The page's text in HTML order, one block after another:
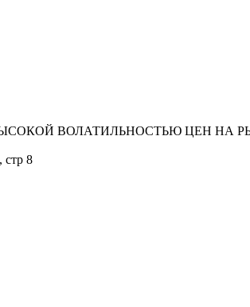
ВОЛАТИЛЬНОСТЬЮ ЦЕН НА
стр 8